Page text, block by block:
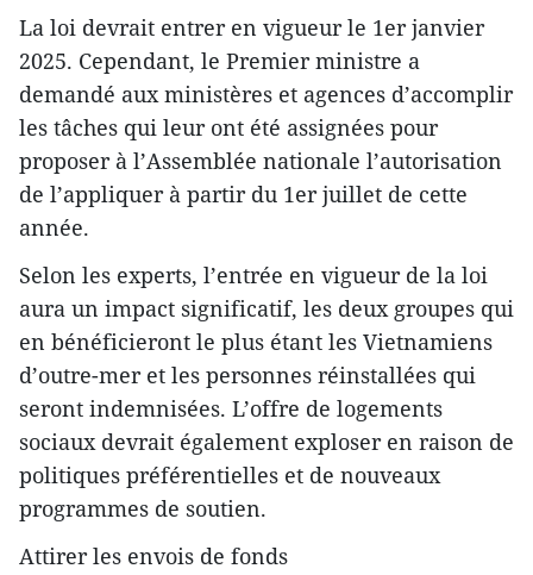
La loi devrait entrer en vigueur le 1er janvier
2025. Cependant, le Premier ministre a
demandé aux ministères et agences d’accomplir
les tâches qui leur ont été assignées pour
proposer à l’Assemblée nationale l’autorisation
de l’appliquer à partir du 1er juillet de cette
année.
Selon les experts, l’entrée en vigueur de la loi
aura un impact significatif, les deux groupes qui
en bénéficieront le plus étant les Vietnamiens
d’outre-mer et les personnes réinstallées qui
seront indemnisées. L’offre de logements
sociaux devrait également exploser en raison de
politiques préférentielles et de nouveaux
programmes de soutien.
Attirer les envois de fonds